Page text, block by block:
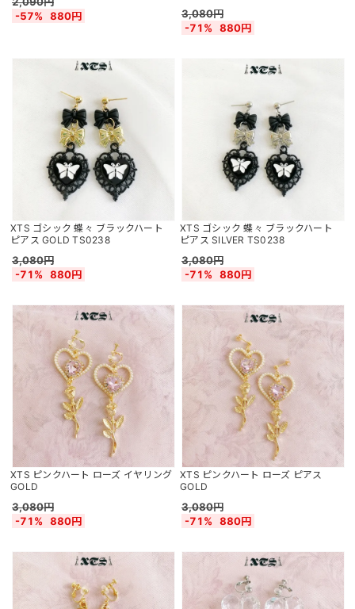
-57%
880円
3,080円
-71%
880円
XTS ゴシック 蝶々 ブラックハート
ピアス GOLD TS0238
3,080円
-71%
880円
XTS ゴシック 蝶々 ブラックハート
ピアス SILVER TS0238
3,080円
-71%
880円
XTS ピンクハート ローズ イヤリング
GOLD
3,080円
-71%
880円
XTS ピンクハート ローズ ピアス
GOLD
3,080円
-71%
880円